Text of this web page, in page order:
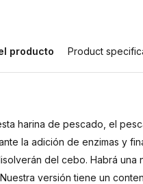
producto Product
harina de pescado, el
la adición de enzimas y
del cebo. Habrá una
versión tiene un